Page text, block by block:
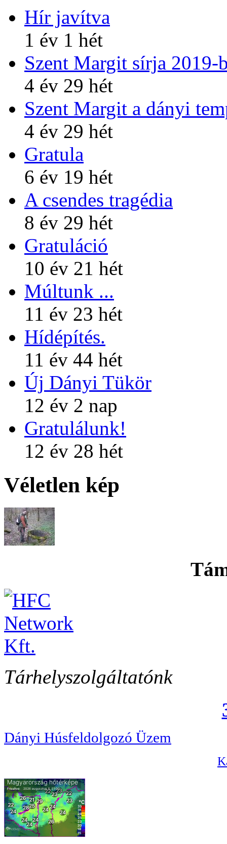
Hír javítva
1 év 1 hét
Szent Margit sírja 2019-
4 év 29 hét
Szent Margit a dányi
4 év 29 hét
Gratula
6 év 19 hét
A csendes tragédia
8 év 29 hét
Gratuláció
10 év 21 hét
Múltunk ...
11 év 23 hét
Hídépítés.
11 év 44 hét
Új Dányi Tükör
12 év 2 nap
Gratulálunk!
12 év 28 hét
Véletlen kép
Tárhelyszolgáltatónk
Dányi Húsfeldolgozó Üzem